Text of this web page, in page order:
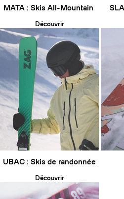
MATA : Skis All-Mountain
Découvrir
UBAC : Skis de randonnée
Découvrir